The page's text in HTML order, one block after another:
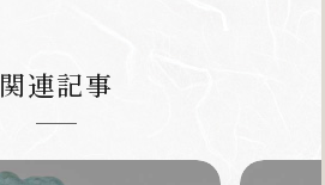
関連記事